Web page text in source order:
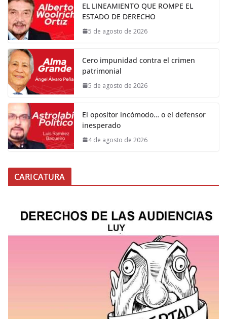
EL LINEAMIENTO QUE ROMPE EL
ESTADO DE DERECHO
5 de agosto de 2026
Cero impunidad contra el crimen
patrimonial
5 de agosto de 2026
El opositor incómodo… o el defensor
inesperado
4 de agosto de 2026
CARICATURA